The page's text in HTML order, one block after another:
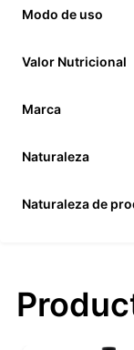
Modo de uso
Valor Nutricional
Marca
Naturaleza
Naturaleza de